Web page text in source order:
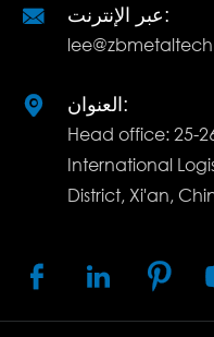
 عبر الإنترنت:
 العنوان:
Head office: 25-
International
District, Xi'an,
  